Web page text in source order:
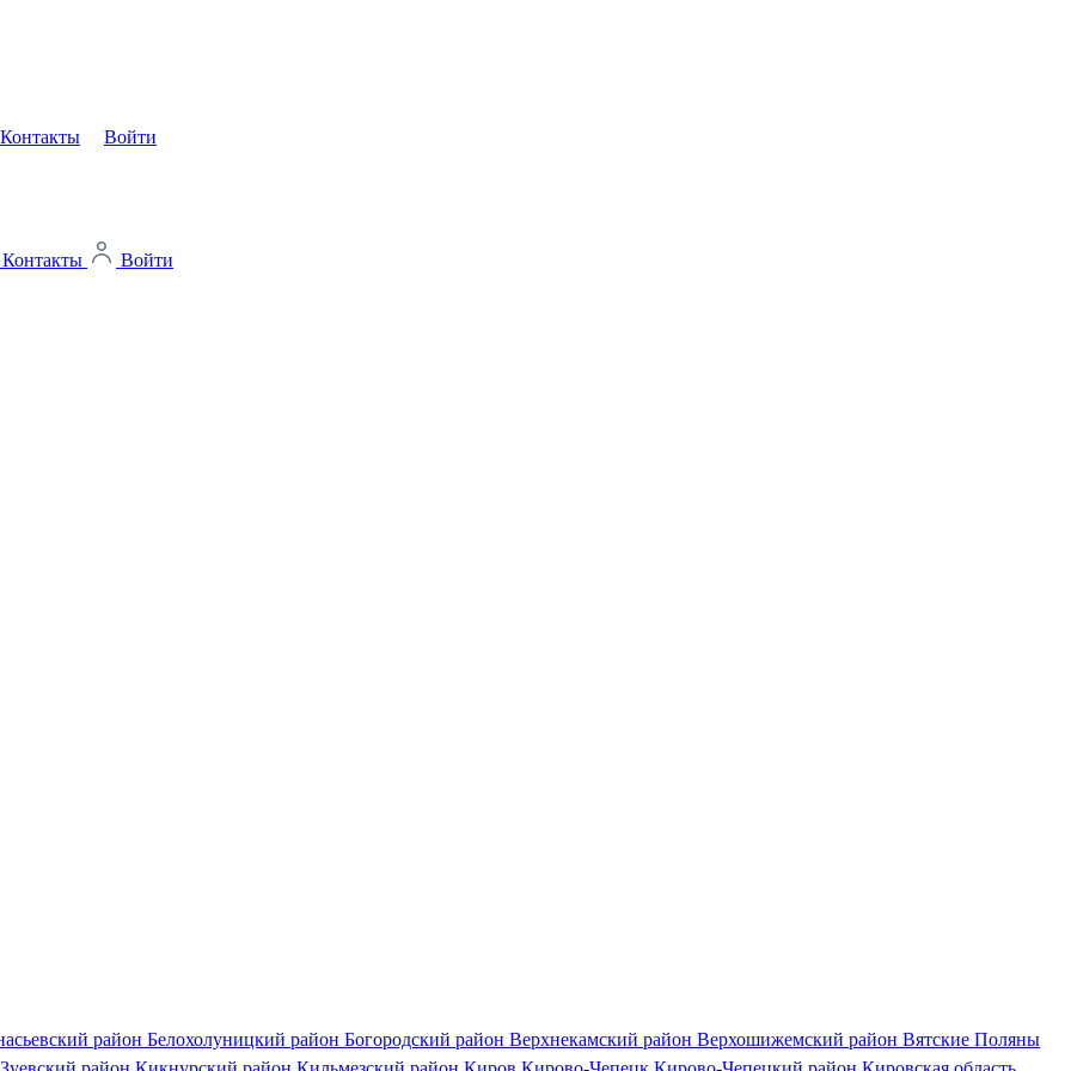
Контакты Войти
Контакты Войти
район Белохолуницкий район Богородский район Верхнекамский район Верхошижемский район Вятские Поляны